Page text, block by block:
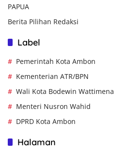
PAPUA
Berita Pilihan Redaksi
Label
Pemerintah Kota Ambon
Kementerian ATR/BPN
Wali Kota Bodewin Wattimena
Menteri Nusron Wahid
DPRD Kota Ambon
Halaman